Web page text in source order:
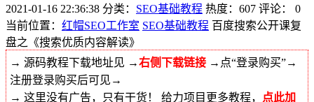
2021-01-16 22:36:38 分类： SEO基础教程 热度：607 评论：
0
当前位置： 红帽SEO工作室 SEO基础教程 百度搜索公开课复
盘之《搜索优质内容解读》
→ 源码教程下载地址见 →右侧下载链接 →点“登录购买”→
注册登录购买后可见→
→ 这里没有广告，只有干货！ 给力项目更多教程，
点此加